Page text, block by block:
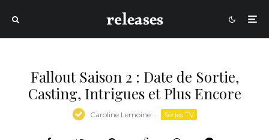
Fallout Saison 2 : Date de Sortie,
Casting, Intrigues et Plus Encore
Caroline Lemoine · Séries TV